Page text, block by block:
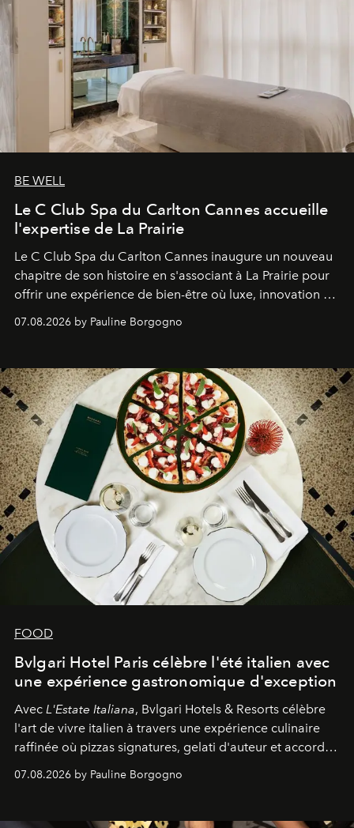
BE WELL
Le C Club Spa du Carlton Cannes accueille
l'expertise de La Prairie
Le C Club Spa du Carlton Cannes inaugure un nouveau
chapitre de son histoire en s'associant à La Prairie pour
offrir une expérience de bien-être où luxe, innovation et
expertise se rencontrent.
07.08.2026 by Pauline Borgogno
FOOD
Bvlgari Hotel Paris célèbre l'été italien avec
une expérience gastronomique d'exception
Avec L'Estate Italiana, Bvlgari Hotels & Resorts célèbre
l'art de vivre italien à travers une expérience culinaire
raffinée où pizzas signatures, gelati d'auteur et accords
d'exception composent un véritable voyage sensoriel.
07.08.2026 by Pauline Borgogno